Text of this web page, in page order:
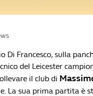
Di Francesco, sulla
del Leicester
il club di
La sua prima partita è